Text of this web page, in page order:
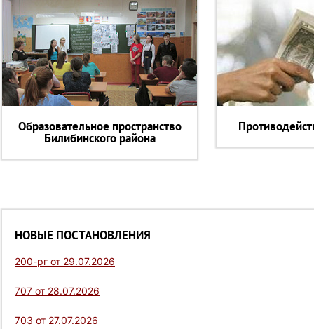
Образовательное пространство
Билибинского района
НОВЫЕ ПОСТАНОВЛЕНИЯ
200-рг от 29.07.2026
707 от 28.07.2026
703 от 27.07.2026